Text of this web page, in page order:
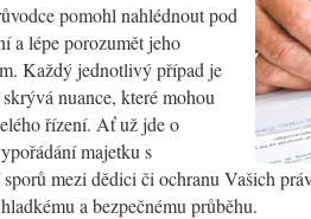
pomohl nahlédnout pod
a lépe porozumět jeho
Každý jednotlivý případ je
nuance, které mohou
řízení. Ať už jde o
majetku s
mezi dědici či ochranu Vašich
a bezpečnému průběhu.